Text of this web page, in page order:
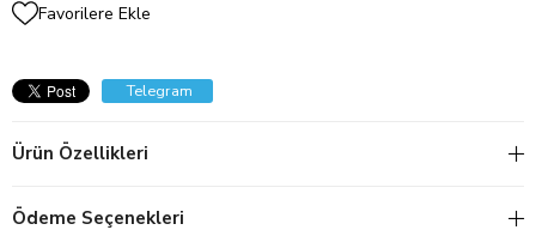
Favorilere Ekle
Telegram
Ürün Özellikleri
Ödeme Seçenekleri